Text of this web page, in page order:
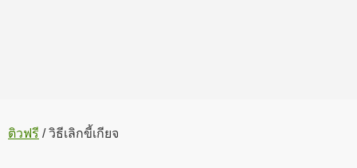
ติวฟรี /วิธีเลิกขี้เกียจ